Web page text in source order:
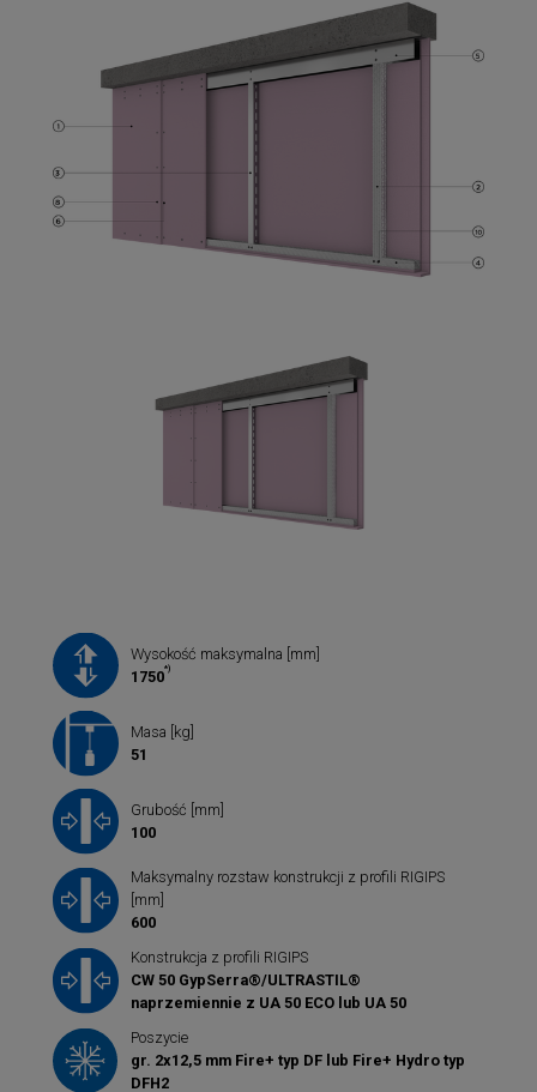
Wysokość maksymalna [mm]
1750*)
Masa [kg]
51
Grubość [mm]
100
Maksymalny rozstaw konstrukcji z profili RIGIPS
[mm]
600
Konstrukcja z profili RIGIPS
CW 50 GypSerra®/ULTRASTIL®
naprzemiennie z UA 50 ECO lub UA 50
Poszycie
gr. 2x12,5 mm Fire+ typ DF lub Fire+ Hydro typ
DFH2